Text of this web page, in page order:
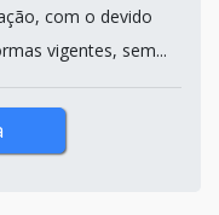
com o devido
vigentes, sem...